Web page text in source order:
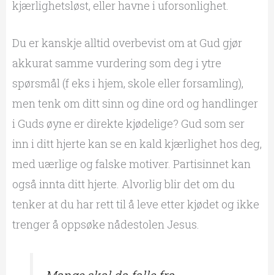
kjærlighetsløst, eller havne i uforsonlighet.
Du er kanskje alltid overbevist om at Gud gjør
akkurat samme vurdering som deg i ytre
spørsmål (f eks i hjem, skole eller forsamling),
men tenk om ditt sinn og dine ord og handlinger
i Guds øyne er direkte kjødelige? Gud som ser
inn i ditt hjerte kan se en kald kjærlighet hos deg,
med uærlige og falske motiver. Partisinnet kan
også innta ditt hjerte. Alvorlig blir det om du
tenker at du har rett til å leve etter kjødet og ikke
trenger å oppsøke nådestolen Jesus.